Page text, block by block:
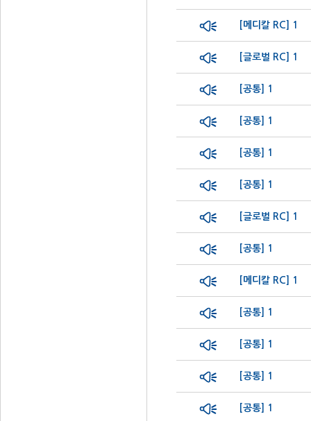
[메디칼 RC] 1
[글로벌 RC] 1
[공통] 1
[공통] 1
[공통] 1
[공통] 1
[글로벌 RC] 1
[공통] 1
[메디칼 RC] 1
[공통] 1
[공통] 1
[공통] 1
[공통] 1